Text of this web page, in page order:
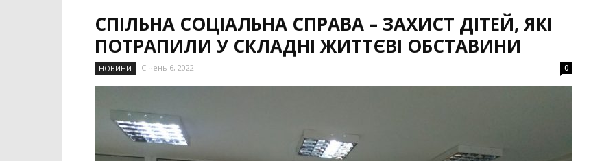
СПІЛЬНА СОЦІАЛЬНА СПРАВА – ЗАХИСТ ДІТЕЙ, ЯКІ
ПОТРАПИЛИ У СКЛАДНІ ЖИТТЄВІ ОБСТАВИНИ
НОВИНИ Січень 6, 2022 0